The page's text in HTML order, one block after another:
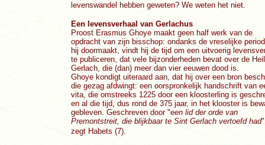
levenswandel hebben geweten? We weten het niet.
Een levensverhaal van Gerlachus
Proost Erasmus Ghoye maakt geen half werk van de
opdracht van zijn bisschop: ondanks de vreselijke
hij doormaakt, vindt hij de tijd om een uitvoerig
te publiceren, dat vele bijzonderheden bevat over de
Gerlach, die (dan) meer dan vier eeuwen dood is.
Ghoye kondigt uiteraard aan, dat hij over een bron
die gezag afdwingt: een oorspronkelijk handschrift van
vita, die omstreeks 1225 door een kloosterling is
en al die tijd, dus rond de 375 jaar, in het klooster is
gebleven. Geschreven door "een lid der orde van
Premontstreit, die blijkbaar te Sint Gerlach vertoefd had
zegt Habets (7).